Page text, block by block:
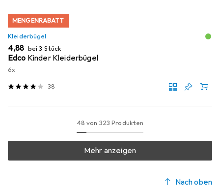
MENGENRABATT
Kleiderbügel
EUR
4,88 bei 3 Stück
Edco Kinder Kleiderbügel
6x
38
48 von 323 Produkten
Mehr anzeigen
Nach oben